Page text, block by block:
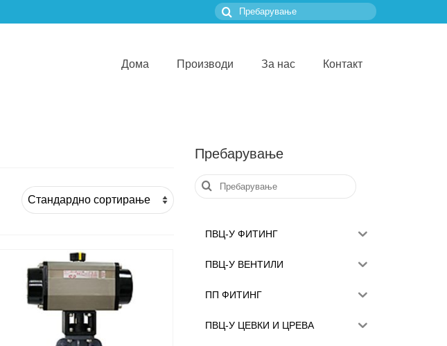
Пребарувањето
за:
Дома Производи За нас Контакт
Пребарување
Пребарувањето
ПВЦ-У ФИТИНГ
ПВЦ-У ВЕНТИЛИ
ПП ФИТИНГ
ПВЦ-У ЦЕВКИ И ЦРЕВА